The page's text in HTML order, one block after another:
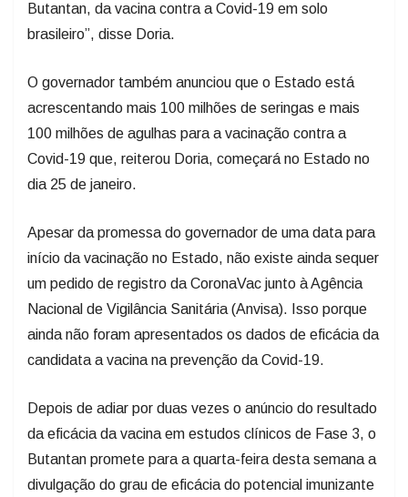
Butantan, da vacina contra a Covid-19 em solo
brasileiro”, disse Doria.
O governador também anunciou que o Estado está
acrescentando mais 100 milhões de seringas e mais
100 milhões de agulhas para a vacinação contra a
Covid-19 que, reiterou Doria, começará no Estado no
dia 25 de janeiro.
Apesar da promessa do governador de uma data para
início da vacinação no Estado, não existe ainda sequer
um pedido de registro da CoronaVac junto à Agência
Nacional de Vigilância Sanitária (Anvisa). Isso porque
ainda não foram apresentados os dados de eficácia da
candidata a vacina na prevenção da Covid-19.
Depois de adiar por duas vezes o anúncio do resultado
da eficácia da vacina em estudos clínicos de Fase 3, o
Butantan promete para a quarta-feira desta semana a
divulgação do grau de eficácia do potencial imunizante